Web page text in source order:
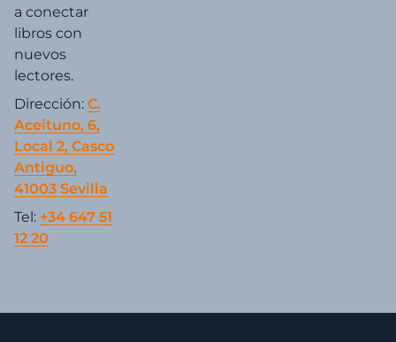
a conectar
libros con
nuevos
lectores.
Dirección: C.
Aceituno, 6,
Local 2, Casco
Antiguo,
41003 Sevilla
Tel: +34 647 51
12 20